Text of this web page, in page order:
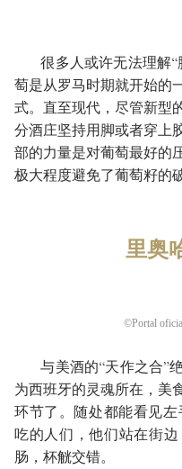
很多人或许无法理解“
萄是从罗马时期就开始的
式。直至现代，尽管新型
分酒庄坚持用脚或者穿上
部的力量是对葡萄最好的
极大程度避免了葡萄籽的
里奥
©Portal
与美酒的“天作之合”
为西班牙的灵魂所在，美
环节了。随处都能看见
吃的人们，他们站在街
肠，杯觥交错。